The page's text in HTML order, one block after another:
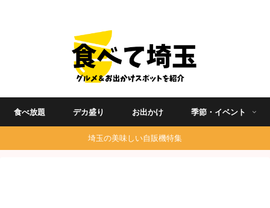
食べ放題 デカ盛り お出かけ 季節・イベント
埼玉の美味しい自販機特集